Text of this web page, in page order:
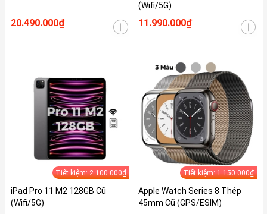
20.490.000₫
(Wifi/5G)
11.990.000₫
Tiết kiệm: 2.100.000₫
iPad Pro 11 M2 128GB Cũ
(Wifi/5G)
Tiết kiệm: 1.150.000₫
Apple Watch Series 8 Thép
45mm Cũ (GPS/ESIM)